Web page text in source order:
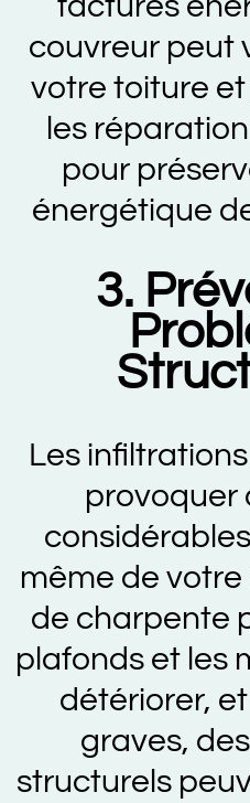
couvreur peut
votre toiture
les
pour
énergétique
3.
Les
provoquer
même de votre
de charpente
plafonds et les
détériorer,
graves,
structurels